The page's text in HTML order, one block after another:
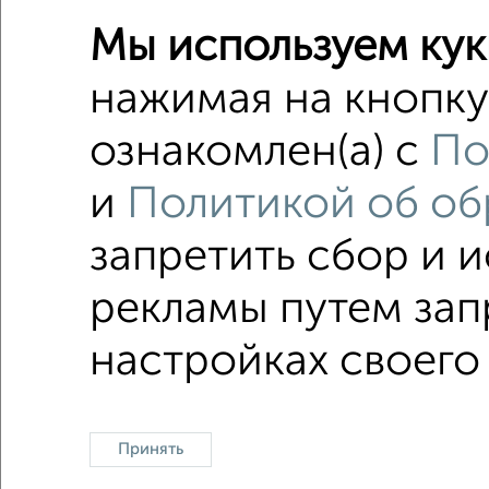
Студии
Поиск по
на
с
Двухкомнатные
Политика конфиденциальности
Мы используем
нажимая на
ознакомлен(а) с
и Политикой об
запретить сбор и
рекламы путем
настройках
Принять